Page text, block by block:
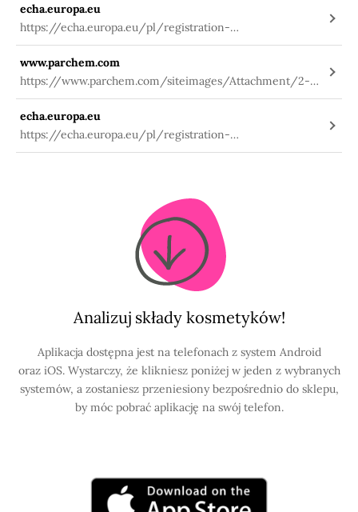
echa.europa.eu
https://echa.europa.eu/pl/registration-
dossier/-/registered-dossier/15935/9
www.parchem.com
https://www.parchem.com/siteimages/Attachment/2-
Ethylhexyl%20Oleate%20MSDS.pdf
echa.europa.eu
https://echa.europa.eu/pl/registration-
dossier/-/registered-dossier/15935/1
Analizuj składy kosmetyków!
Aplikacja dostępna jest na telefonach z system Android
oraz iOS. Wystarczy, że klikniesz poniżej w jeden z wybranych
systemów, a zostaniesz przeniesiony bezpośrednio do sklepu,
by móc pobrać aplikację na swój telefon.